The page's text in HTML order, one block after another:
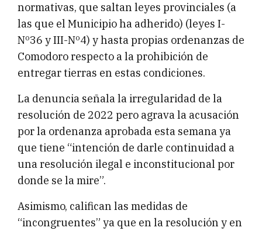
normativas, que saltan leyes provinciales (a
las que el Municipio ha adherido) (leyes I-
Nº36 y III-Nº4) y hasta propias ordenanzas de
Comodoro respecto a la prohibición de
entregar tierras en estas condiciones.
La denuncia señala la irregularidad de la
resolución de 2022 pero agrava la acusación
por la ordenanza aprobada esta semana ya
que tiene “intención de darle continuidad a
una resolución ilegal e inconstitucional por
donde se la mire”.
Asimismo, califican las medidas de
“incongruentes” ya que en la resolución y en